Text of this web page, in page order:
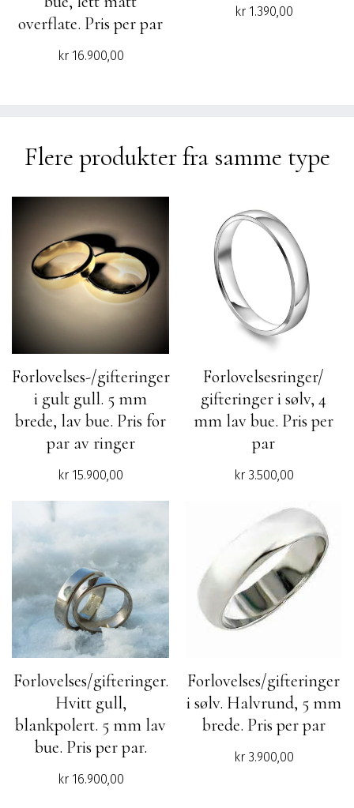
overflate. Pris per par
kr16.900,00
kr1.390,00
Flere produkter fra samme type
Forlovelses-/gifteringer
i gult gull. 5 mm
brede, lav bue. Pris for
par av ringer
kr 15.900,00
Forlovelsesringer/
gifteringer i sølv, 4
mm lav bue. Pris per
par
kr3.500,00
Forlovelses/gifteringer.
Hvitt gull,
blankpolert. 5 mm lav
bue. Pris per par.
kr16.900,00
Forlovelses/gifteringer
i sølv. Halvrund, 5 mm
brede. Pris per par
kr3.900,00